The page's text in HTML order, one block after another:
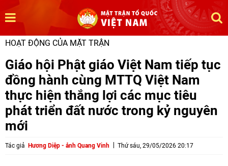
HOẠT ĐỘNG CỦA MẶT TRẬN
Giáo hội Phật giáo Việt Nam tiếp tục
đồng hành cùng MTTQ Việt Nam
thực hiện thắng lợi các mục tiêu
phát triển đất nước trong kỷ nguyên
mới
Tác giả Hương Diệp - ảnh Quang Vinh Thứ sáu, 29/05/2026 20:17